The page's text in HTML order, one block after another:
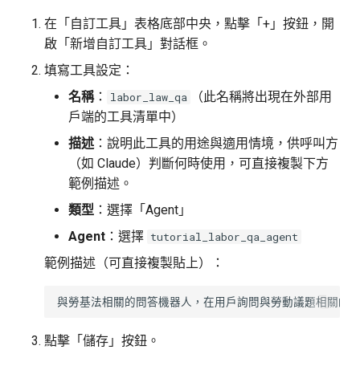
在「自訂工具」表格底部中央，點擊「+」按鈕，開
啟「新增自訂工具」對話框。
填寫工具設定：
名稱： labor_law_qa
（此名稱將出現在外部用
戶端的工具清單中）
描述：說明此工具的用途與適用情境，供呼叫方
（如 Claude）判斷何時使用，可直接複製下方
範例描述。
類型：選擇「Agent」
Agent：選擇 tutorial_labor_qa_agent
範例描述（可直接複製貼上）：
點擊「儲存」按鈕。